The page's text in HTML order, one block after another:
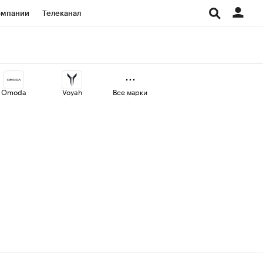
Телеканал
Проверка контрагентов
Omoda Voyah Все марки